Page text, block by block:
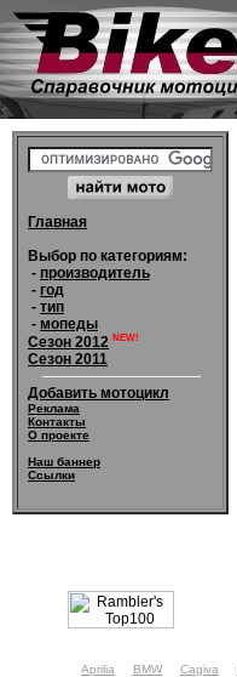
Главная
Выбор по категориям:
- производитель
- год
- тип
- мопеды
Сезон 2012 NEW!
Сезон 2011
Добавить мотоцикл
Реклама
Контакты
О проекте
Наш баннер
Ссылки
Aprilia BMW Cagiva